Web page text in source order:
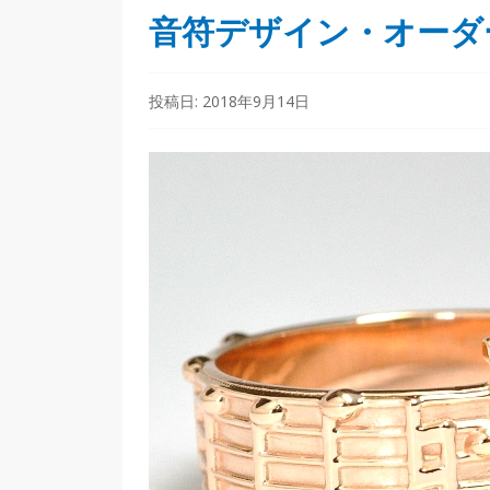
音符デザイン・オー
投稿日: 2018年9月14日